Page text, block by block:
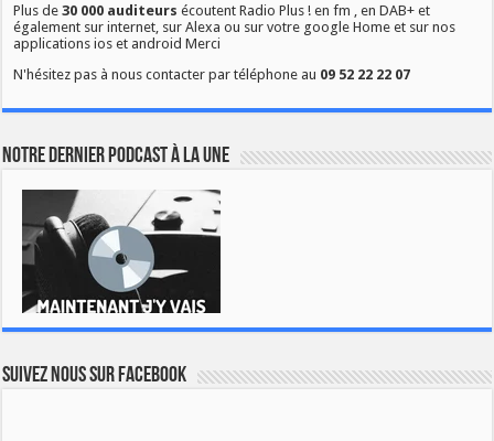
Plus de30 000 auditeurs écoutent Radio Plus ! en fm , en DAB+ et
également sur internet, sur Alexa ou sur votre google Home et sur nos
applications ios et android Merci
N'hésitez pas à nous contacter par téléphone au 09 52 22 22 07
Notre dernier podcast à la une
Suivez nous sur Facebook